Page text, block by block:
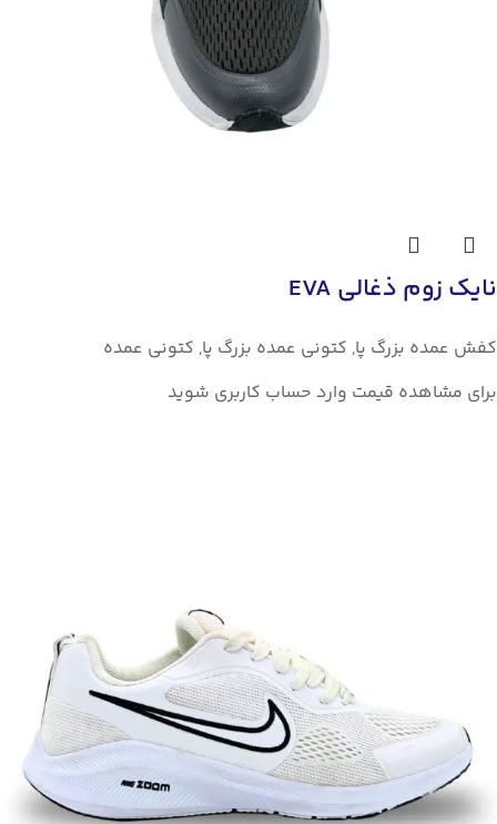
نایک زوم ذغالی EVA
کفش عمده بزرگ پا, کتونی عمده بزرگ پا, کتونی عمده
برای مشاهده قیمت وارد حساب کاربری شوید